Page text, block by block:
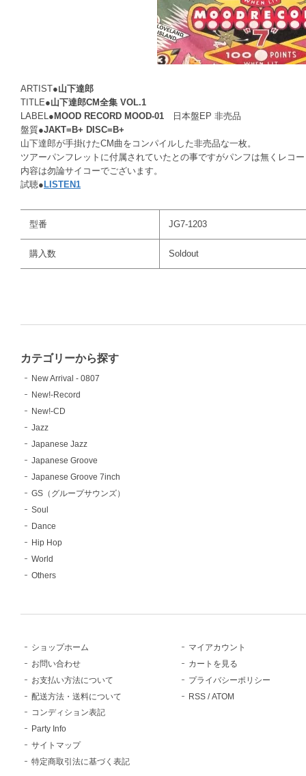
ARTIST●山下達郎
TITLE●山下達郎CM全集 VOL.1
LABEL● MOOD RECORD MOOD-01 日本盤EP 非売品
盤質●JAKT=B+ DISC=B+
山下達郎が手掛けたCM曲をコンパイルした非売品な一枚。
ツアーパンフレットに付属されていたとの事ですがパンフは無くレコ
内容は勿論サイコーでございます。
試聴● LISTEN1
型番 JG7-1203
購入数 Soldout
カテゴリーから探す
New Arrival - 0807
New!-Record
New!-CD
Jazz
Japanese Jazz
Japanese Groove
Japanese Groove 7inch
GS（グループサウンズ）
Soul
Dance
Hip Hop
World
Others
ショップホーム
お問い合わせ
お支払い方法について
配送方法・送料について
コンディション表記
Party Info
サイトマップ
特定商取引法に基づく表記
マイアカウント
カートを見る
プライバシーポリシー
RSS /ATOM